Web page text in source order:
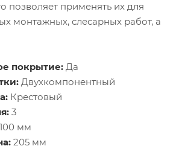
позволяет применять их для
монтажных, слесарных работ, а
покрытие: Да
Двухкомпонентный
Крестовый
3
100 мм
205 мм